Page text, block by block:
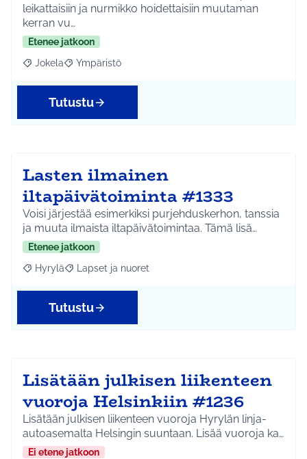
leikattaisiin ja nurmikko hoidettaisiin muutaman
kerran vu…
Etenee jatkoon
Rajaa tulokset aihepiirin mukaan: Jokela
Jokela Rajaa tulokset teeman mukaan: Ympäristö
Ympäristö
Tutustu
Lasten ilmainen
iltapäivätoiminta #1333
Voisi järjestää esimerkiksi purjehduskerhon, tanssia
ja muuta ilmaista iltapäivätoimintaa. Tämä lisä…
Etenee jatkoon
Rajaa tulokset aihepiirin mukaan: Hyrylä
Hyrylä Rajaa tulokset teeman mukaan: Lapset ja nuoret
Lapset ja nuoret
Tutustu
Lisätään julkisen liikenteen
vuoroja Helsinkiin #1236
Lisätään julkisen liikenteen vuoroja Hyrylän linja-
autoasemalta Helsingin suuntaan. Lisää vuoroja ka…
Ei etene jatkoon